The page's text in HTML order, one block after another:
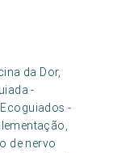
da Dor,
-
-
de nervo